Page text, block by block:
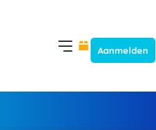
Aanmelden